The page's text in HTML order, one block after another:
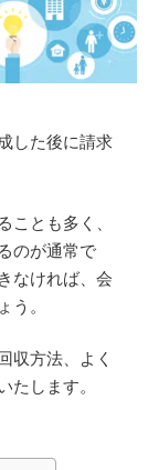
した後に請求
とも多く、
のが通常で
なければ、会
。
収方法、よく
します。